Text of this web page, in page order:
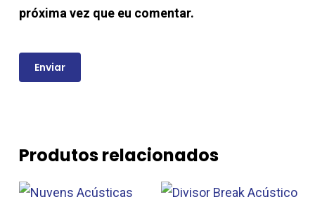
próxima vez que eu comentar.
Produtos relacionados